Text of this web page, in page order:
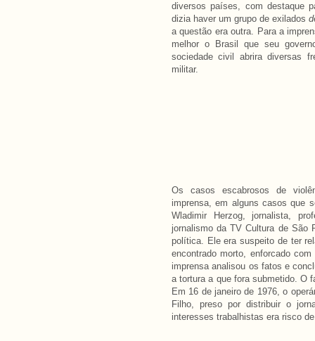
diversos países, com destaque
dizia haver um grupo de exilados
a questão era outra. Para a
melhor o Brasil que seu
sociedade civil abrira diversas
militar.
Os casos escabrosos de
imprensa, em alguns casos que
Wladimir Herzog, jornalista,
jornalismo da TV Cultura de São
política. Ele era suspeito de ter
encontrado morto, enforcado
imprensa analisou os fatos e
a tortura a que fora submetido. O
Em 16 de janeiro de 1976, o
Filho, preso por distribuir o
interesses trabalhistas era risco